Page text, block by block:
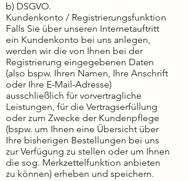
b) DSGVO.
Kundenkonto / Registrierungsfunktion
Falls Sie über unseren Internetauftritt
ein Kundenkonto bei uns anlegen,
werden wir die von Ihnen bei der
Registrierung eingegebenen Daten
(also bspw. Ihren Namen, Ihre Anschrift
oder Ihre E-Mail-Adresse)
ausschließlich für vorvertragliche
Leistungen, für die Vertragserfüllung
oder zum Zwecke der Kundenpflege
(bspw. um Ihnen eine Übersicht über
Ihre bisherigen Bestellungen bei uns
zur Verfügung zu stellen oder um Ihnen
die sog. Merkzettelfunktion anbieten
zu können) erheben und speichern.